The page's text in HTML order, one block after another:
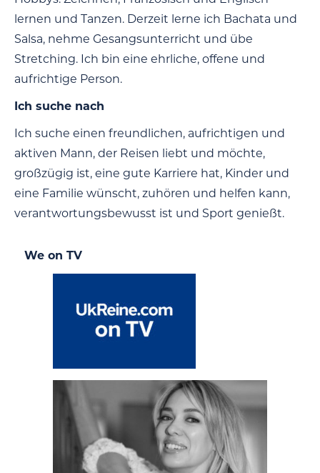
lernen und Tanzen. Derzeit lerne ich Bachata und
Salsa, nehme Gesangsunterricht und übe
Stretching. Ich bin eine ehrliche, offene und
aufrichtige Person.
Ich suche nach
Ich suche einen freundlichen, aufrichtigen und
aktiven Mann, der Reisen liebt und möchte,
großzügig ist, eine gute Karriere hat, Kinder und
eine Familie wünscht, zuhören und helfen kann,
verantwortungsbewusst ist und Sport genießt.
We on TV